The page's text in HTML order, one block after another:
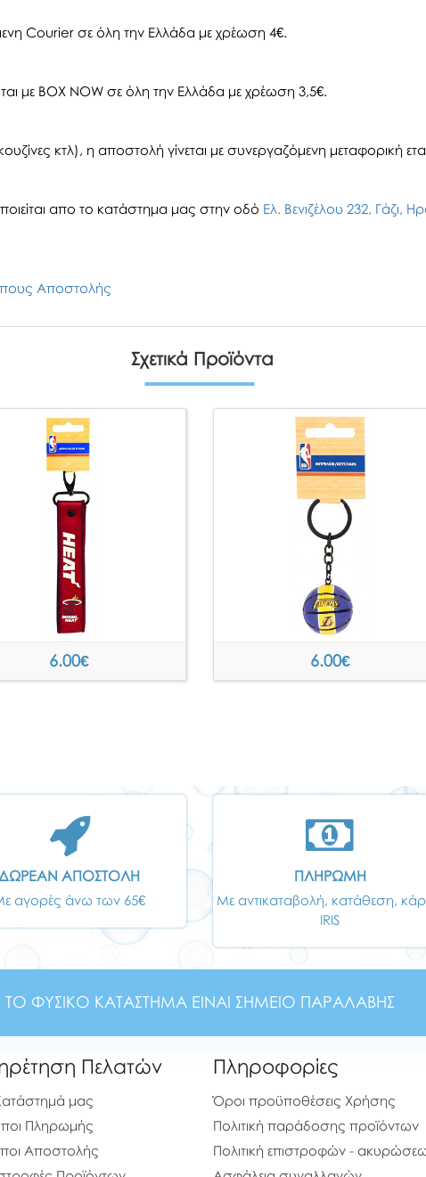
Courier σε όλη την Ελλάδα με χρέωση 4€.
με BOX NOW σε όλη την Ελλάδα με χρέωση 3,5€.
κτλ), η αποστολή γίνεται με συνεργαζόμενη μεταφορική
απο το κατάστημα μας στην οδό Ελ. Βενιζέλου 232, Γάζι,
Αποστολής
Σχετικά Προϊόντα
6.00€ 6.00€
ΔΩΡΕΑΝ ΑΠΟΣΤΟΛΗ
αγορές άνω των 65€
ΠΛΗΡΩΜΗ
Με αντικαταβολή, κατάθεση,
IRIS
ΤΟ ΦΥΣΙΚΟ ΚΑΤΑΣΤΗΜΑ ΕΙΝΑΙ ΣΗΜΕΙΟ ΠΑΡΑΛΑΒΗΣ
Πελατών
μας
Πληρωμής
Αποστολής
Πληροφορίες
Όροι προϋποθέσεις Χρήσης
Πολιτική παράδοσης προϊόντων
Πολιτική επιστροφών -